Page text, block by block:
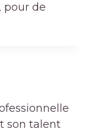
pour de
son talent